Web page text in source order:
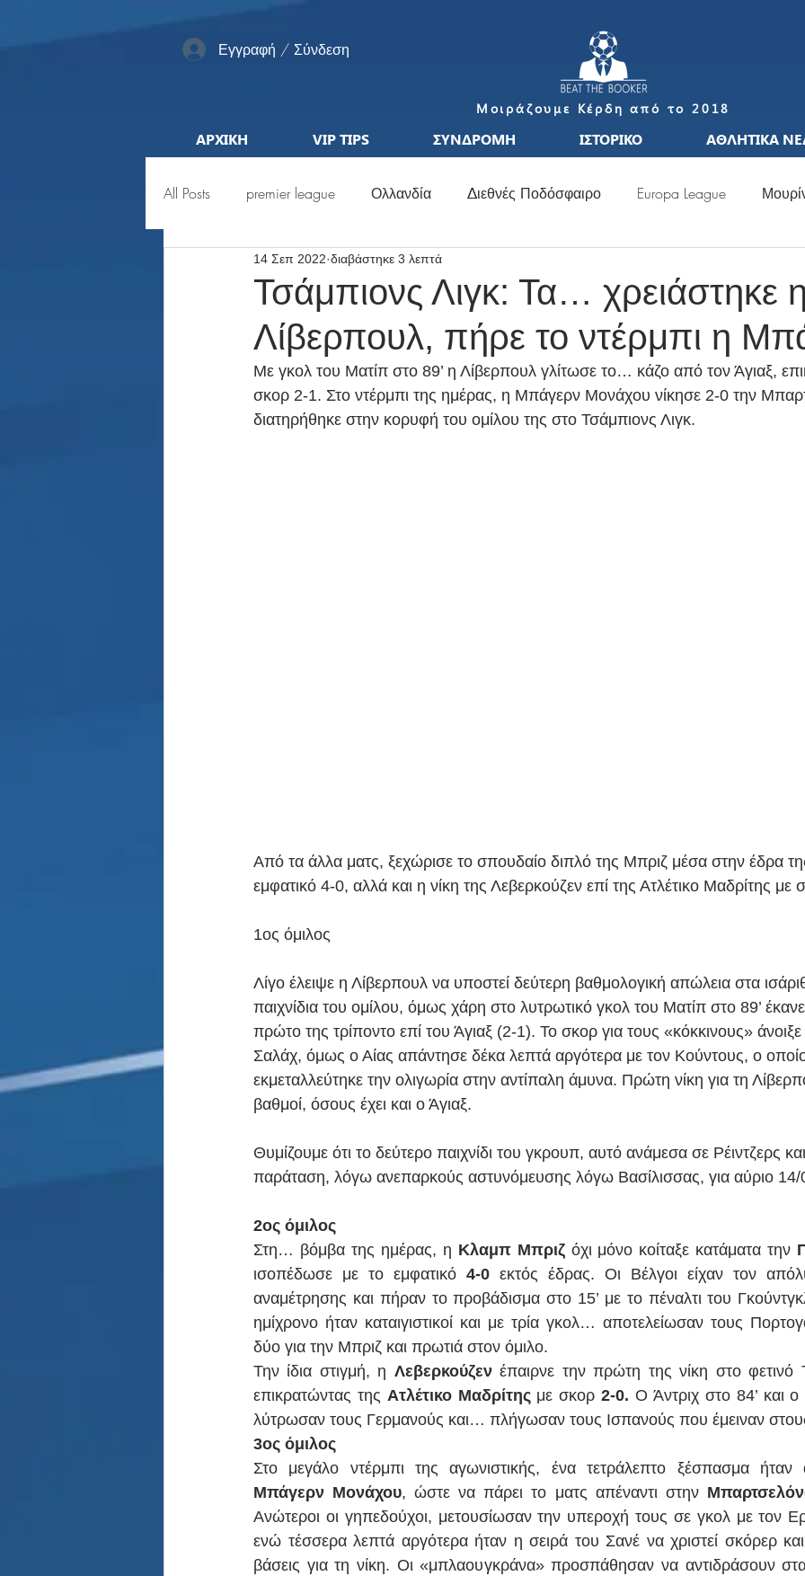
Εγγραφή / Σύνδεση
Μοιράζουμε Κέρδη από το 2018
ΑΡΧΙΚΗ VIP TIPS ΣΥΝΔΡΟΜΗ ΙΣΤΟΡΙΚΟ ΑΘΛΗΤΙΚΑ
All Posts premier league Ολλανδία Διεθνές Ποδόσφαιρο Europa League
Pro League MLS Μεταγραφές
Προκριματικά Euro Μέσσι Μουντιάλ Ελλάδα Ιταλία Χάαλαντ
Παρασκήνιο Κριστιάνο Ρονάλντο Κόνφερενς Λιγκ UEFA
Τσάμπιονς Λιγκ: Τα… χρειάστηκε
Λίβερπουλ, πήρε το ντέρμπι η
14 Σεπ 2022 διαβάστηκε 3 λεπτά
Με γκολ του Ματίπ στο 89’ η Λίβερπουλ γλίτωσε το… κάζο από τον Άγιαξ,
σκορ 2-1. Στο ντέρμπι της ημέρας, η Μπάγερν Μονάχου νίκησε 2-0 την
διατηρήθηκε στην κορυφή του ομίλου της στο Τσάμπιονς Λιγκ.
Από τα άλλα ματς, ξεχώρισε το σπουδαίο διπλό της Μπριζ μέσα στην έδρα
εμφατικό 4-0, αλλά και η νίκη της Λεβερκούζεν επί της Ατλέτικο Μαδρίτης με
1ος όμιλος
Λίγο έλειψε η Λίβερπουλ να υποστεί δεύτερη βαθμολογική απώλεια στα
παιχνίδια του ομίλου, όμως χάρη στο λυτρωτικό γκολ του Ματίπ στο 89’
πρώτο της τρίποντο επί του Άγιαξ (2-1). Το σκορ για τους «κόκκινους»
Σαλάχ, όμως ο Αίας απάντησε δέκα λεπτά αργότερα με τον Κούντους, ο
εκμεταλλεύτηκε την ολιγωρία στην αντίπαλη άμυνα. Πρώτη νίκη για τη
βαθμοί, όσους έχει και ο Άγιαξ.
Θυμίζουμε ότι το δεύτερο παιχνίδι του γκρουπ, αυτό ανάμεσα σε Ρέιντζερς
παράταση, λόγω ανεπαρκούς αστυνόμευσης λόγω Βασίλισσας, για αύριο
2ος όμιλος
Στη… βόμβα της ημέρας, η Κλαμπ Μπριζ όχι μόνο κοίταξε κατάματα την
ισοπέδωσε με το εμφατικό 4-0 εκτός έδρας. Οι Βέλγοι είχαν τον
αναμέτρησης και πήραν το προβάδισμα στο 15’ με το πέναλτι του
ημίχρονο ήταν καταιγιστικοί και με τρία γκολ… αποτελείωσαν τους
δύο για την Μπριζ και πρωτιά στον όμιλο.
Την ίδια στιγμή, η Λεβερκούζεν έπαιρνε την πρώτη της νίκη στο φετινό
επικρατώντας της Ατλέτικο Μαδρίτης με σκορ 2-0. Ο Άντριχ στο 84’ και ο
λύτρωσαν τους Γερμανούς και… πλήγωσαν τους Ισπανούς που έμειναν
3ος όμιλος
Μπάγερν Μονάχου, ώστε να πάρει το ματς απέναντι στην
Ανώτεροι οι γηπεδούχοι, μετουσίωσαν την υπεροχή τους σε γκολ με τον
ενώ τέσσερα λεπτά αργότερα ήταν η σειρά του Σανέ να χριστεί σκόρερ
βάσεις για τη νίκη. Οι «μπλαουγκράνα» προσπάθησαν να αντιδράσουν